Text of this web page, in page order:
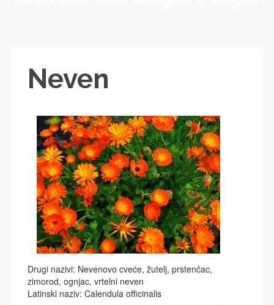
Neven
Drugi nazivi: Nevenovo cveće, žutelj, prstenčac,
zimorod, ognjac, vrtelni neven
Latinski naziv: Calendula officinalis